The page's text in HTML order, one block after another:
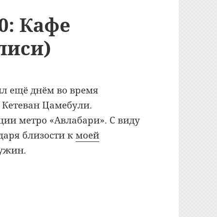
Кафе
ещё днём во время
Цамебули.
метро «Авлабари». С виду
близости кмоей
«Палермо» (Тбилиси)